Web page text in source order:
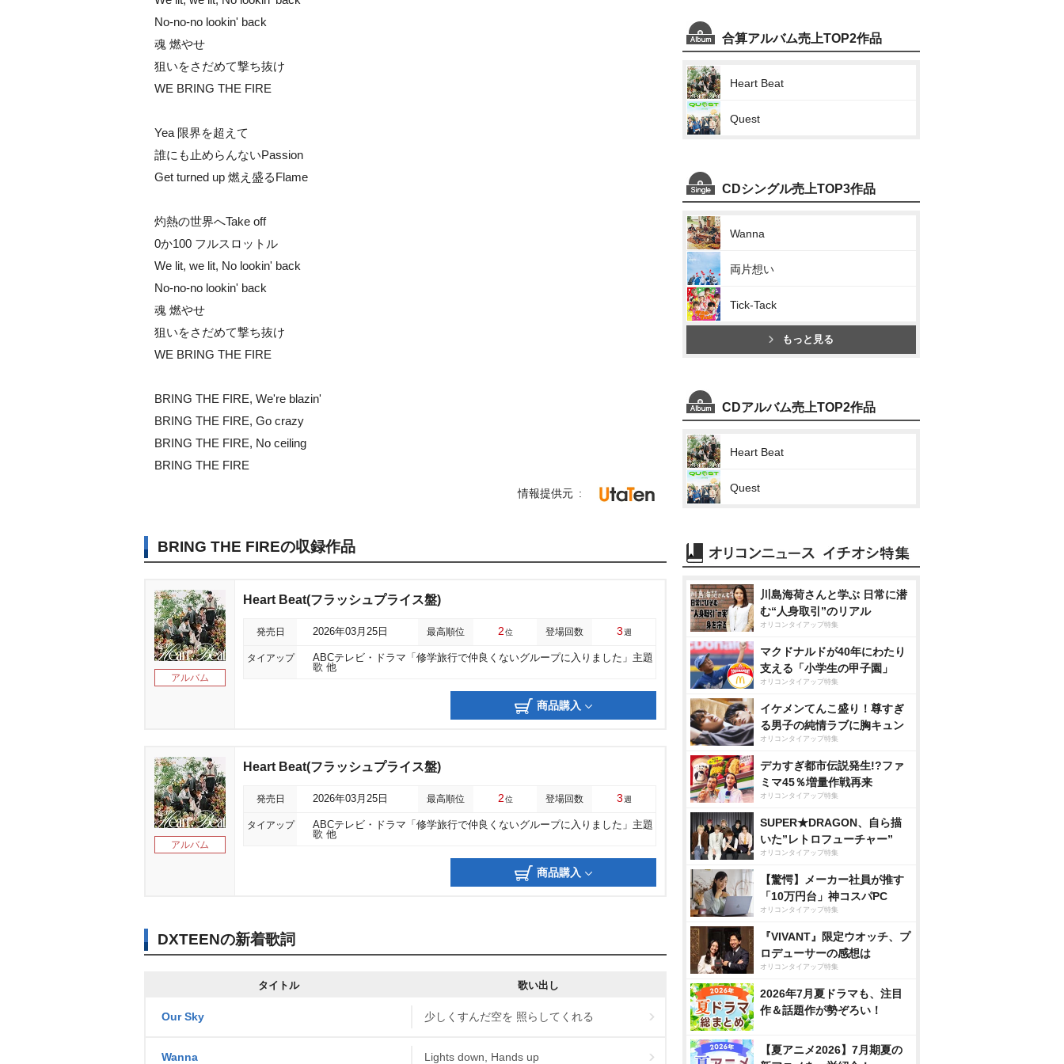
No-no-no lookin' back
魂 燃やせ
狙いをさだめて撃ち抜け
WE BRING THE FIRE
Yea 限界を超えて
誰にも止めらんないPassion
Get turned up 燃え盛るFlame
灼熱の世界へTake off
0か100 フルスロットル
We lit, we lit, No lookin' back
No-no-no lookin' back
魂 燃やせ
狙いをさだめて撃ち抜け
WE BRING THE FIRE
BRING THE FIRE, We're blazin'
BRING THE FIRE, Go crazy
BRING THE FIRE, No ceiling
BRING THE FIRE
情報提供元
BRING THE FIREの収録作品
アルバム
Heart Beat(フラッシュプライス盤)
発売日 2026年03月25日 最高順位 2位 登場回数 3週
タイアップ
ABCテレビ・ドラマ「修学旅行で仲良くないグループに入りました」主題
歌 他
商品購入
アルバム
Heart Beat(フラッシュプライス盤)
発売日 2026年03月25日 最高順位 2位 登場回数 3週
タイアップ
ABCテレビ・ドラマ「修学旅行で仲良くないグループに入りました」主題
歌 他
商品購入
DXTEENの新着歌詞
タイトル 歌い出し
Our Sky 少しくすんだ空を 照らしてくれる
Wanna Lights down, Hands up
合算アルバム売上TOP2作品
Heart Beat
Quest
CDシングル売上TOP3作品
Wanna
両片想い
Tick-Tack
もっと見る
CDアルバム売上TOP2作品
Heart Beat
Quest
川島海荷さんと学ぶ 日常に潜
む“人身取引”のリアル
オリコンタイアップ特集
マクドナルドが40年にわたり
支える「小学生の甲子園」
オリコンタイアップ特集
イケメンてんこ盛り！尊すぎ
る男子の純情ラブに胸キュン
オリコンタイアップ特集
デカすぎ都市伝説発生!?ファ
ミマ45％増量作戦再来
オリコンタイアップ特集
SUPER★DRAGON、自ら描
いた”レトロフューチャー”
オリコンタイアップ特集
【驚愕】メーカー社員が推す
「10万円台」神コスパPC
オリコンタイアップ特集
『VIVANT』限定ウオッチ、プ
ロデューサーの感想は
オリコンタイアップ特集
2026年7月夏ドラマも、注目
作＆話題作が勢ぞろい！
【夏アニメ2026】7月期夏の